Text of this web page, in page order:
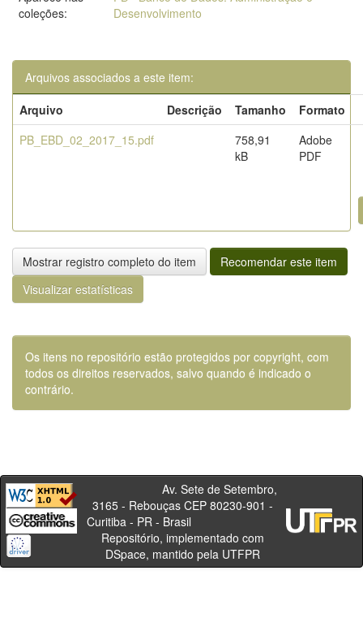
coleções:
Desenvolvimento
Arquivos associados a este item:
Arquivo
Descrição Tamanho
Formato
PB_EBD_02_2017_15.pdf
758,91
kB
Adobe
PDF
Mostrar registro completo do item
Recomendar este item
Visualizar estatísticas
Os itens no repositório estão protegidos por copyright, com
todos os direitos reservados, salvo quando é indicado o
contrário.
Av. Sete de Setembro,
3165 - Rebouças CEP 80230-901 -
Curitiba - PR - Brasil
Repositório, implementado com
DSpace, mantido pela UTFPR